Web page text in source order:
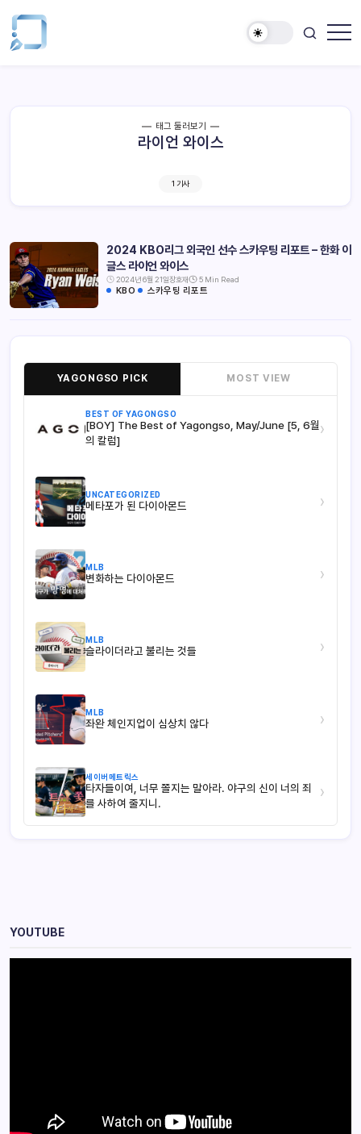
태그 둘러보기
라이언 와이스
1 기사
2024 KBO리그 외국인 선수 스카우팅 리포트 – 한화 이
글스 라이언 와이스
2024년 6월 21일장호재 5 Min Read
KBO 스카우팅 리포트
YAGONGSO PICK MOST VIEW
BEST OF YAGONGSO
[BOY] The Best of Yagongso, May/June [5, 6월
의 칼럼]
›
UNCATEGORIZED
메타포가 된 다이아몬드 ›
MLB
변화하는 다이아몬드 ›
MLB
슬라이더라고 불리는 것들 ›
MLB
좌완 체인지업이 심상치 않다 ›
세이버메트릭스
타자들이여, 너무 쫄지는 말아라. 야구의 신이 너의 죄
를 사하여 줄지니.
›
YOUTUBE